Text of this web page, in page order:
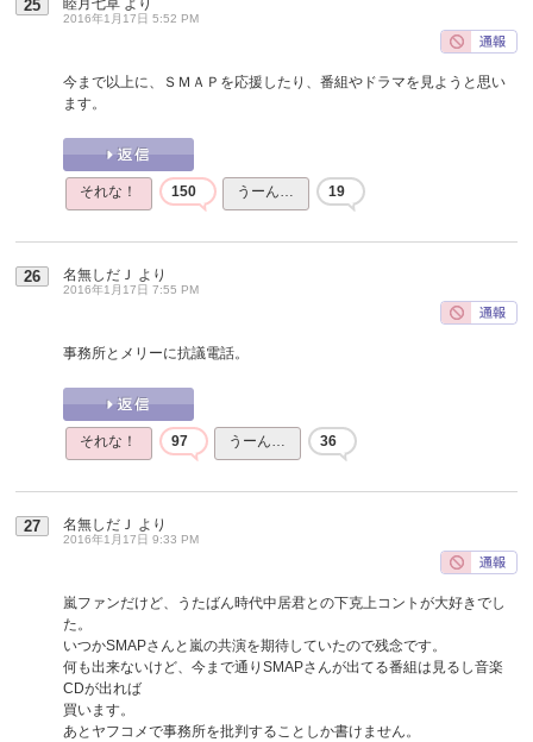
25
2016年1月17日 5:52 PM
今まで以上に、ＳＭＡＰを応援したり、番組やドラマを見ようと思い
ます。
それな！ 150 うーん… 19
26 名無しだＪ より
2016年1月17日 7:55 PM
事務所とメリーに抗議電話。
それな！ 97 うーん… 36
27 名無しだＪ より
2016年1月17日 9:33 PM
嵐ファンだけど、うたばん時代中居君との下克上コントが大好きでし
た。
いつかSMAPさんと嵐の共演を期待していたので残念です。
何も出来ないけど、今まで通りSMAPさんが出てる番組は見るし音楽
CDが出れば
買います。
あとヤフコメで事務所を批判することしか書けません。